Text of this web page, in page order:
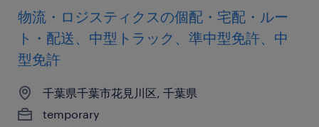
物流・ロジスティクスの個配・宅配・ルー
ト・配送、中型トラック、準中型免許、中
型免許
千葉県千葉市花見川区, 千葉県
temporary